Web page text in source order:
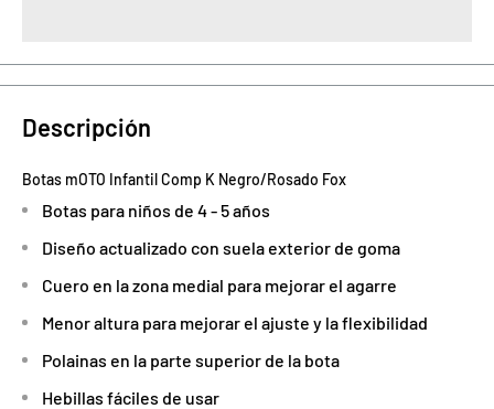
Descripción
Botas mOTO Infantil Comp K Negro/Rosado Fox
Botas para niños de 4 - 5 años
Diseño actualizado con suela exterior de goma
Cuero en la zona medial para mejorar el agarre
Menor altura para mejorar el ajuste y la flexibilidad
Polainas en la parte superior de la bota
Hebillas fáciles de usar